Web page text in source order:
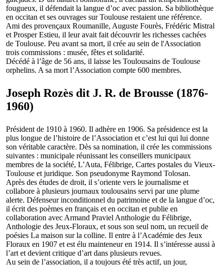
fougueux, il défendait la langue d’oc avec passion. Sa bibliothèque
en occitan et ses ouvrages sur Toulouse restaient une référence.
Ami des provençaux Roumanille, Auguste Fourès, Frédéric Mistral
et Prosper Estieu, il leur avait fait découvrir les richesses cachées
de Toulouse. Peu avant sa mort, il crée au sein de l'Association
trois commissions : musée, fêtes et solidarité.
Décédé à l’âge de 56 ans, il laisse les Toulousains de Toulouse
orphelins. A sa mort l’Association compte 600 membres.
Joseph Rozès dit J. R. de Brousse (1876-
1960)
Président de 1910 à 1960. Il adhère en 1906. Sa présidence est la
plus longue de l’histoire de l’Association et c’est lui qui lui donne
son véritable caractère. Dès sa nomination, il crée les commissions
suivantes : municipale réunissant les conseillers municipaux
membres de la société, L’Auta, Félibrige, Cartes postales du Vieux-
Toulouse et juridique. Son pseudonyme Raymond Tolosan.
Après des études de droit, il s’oriente vers le journalisme et
collabore à plusieurs journaux toulousains servi par une plume
alerte. Défenseur inconditionnel du patrimoine et de la langue d’oc,
il écrit des poèmes en français et en occitan et publie en
collaboration avec Armand Praviel Anthologie du Félibrige,
Anthologie des Jeux-Floraux, et sous son seul nom, un recueil de
poésies La maison sur la colline. Il entre à l’Académie des Jeux
Floraux en 1907 et est élu mainteneur en 1914. Il s’intéresse aussi à
l’art et devient critique d’art dans plusieurs revues.
Au sein de l’association, il a toujours été très actif, un jour,